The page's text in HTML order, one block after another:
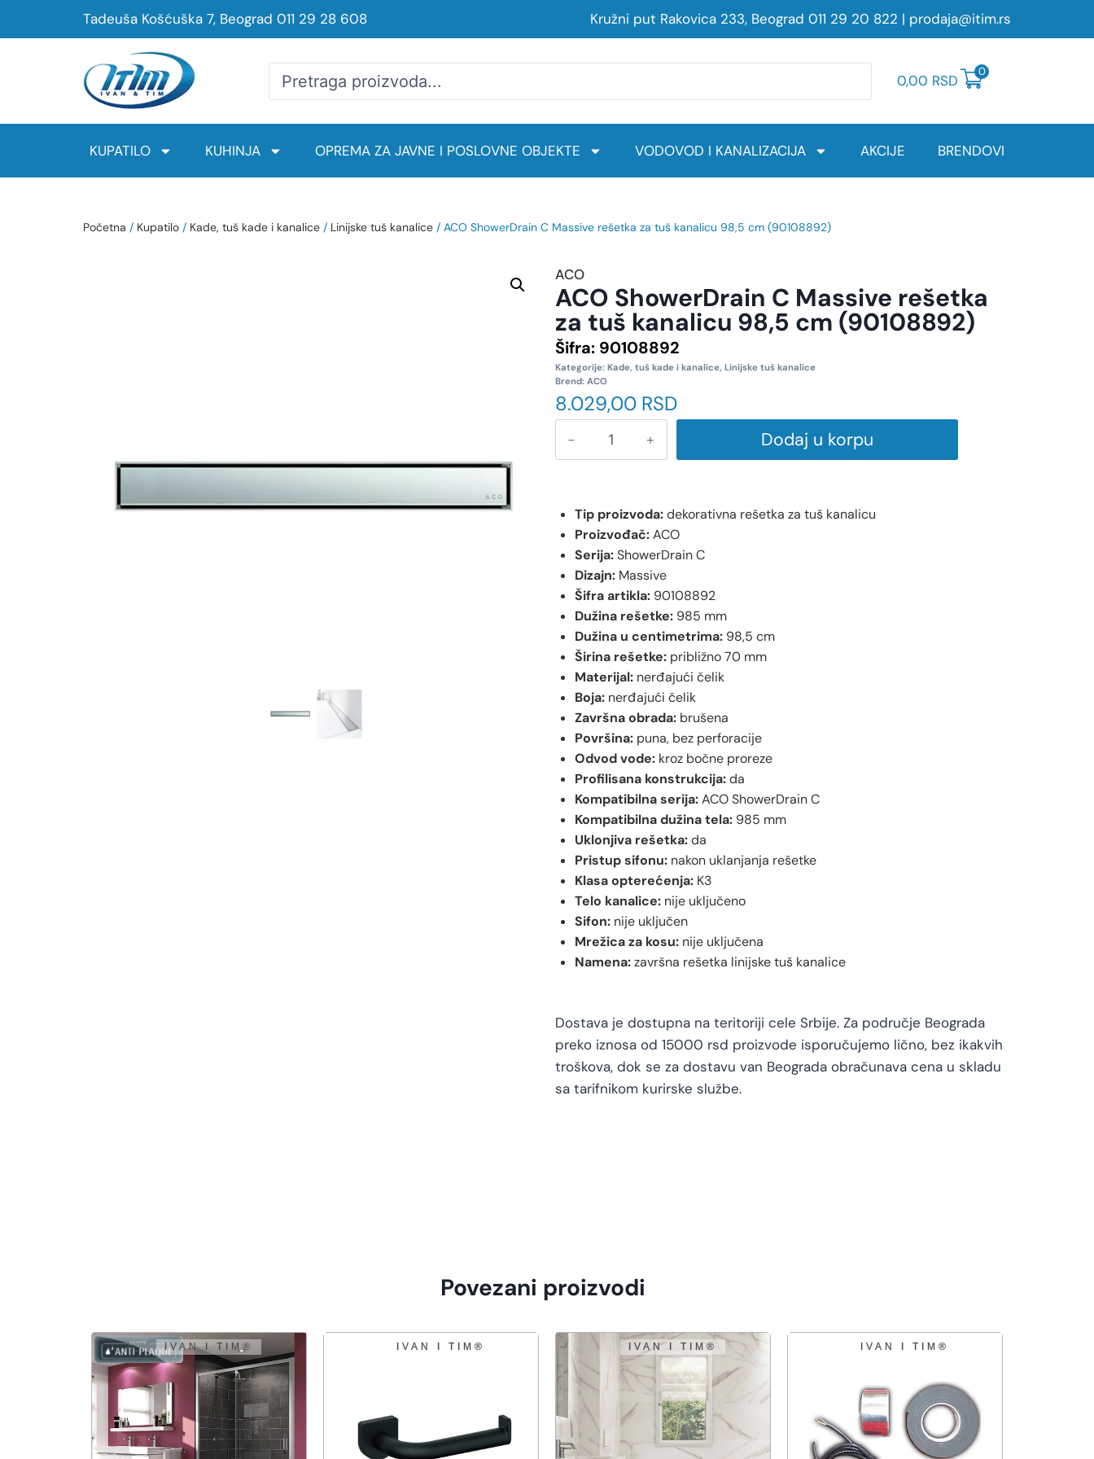
Tadeuša Košćuška 7, Beograd 011 29 28 608 Kružni put Rakovica 233, Beograd 011 29 20 822 | prodaja@itim.rs
0,00 RSD
0
KUPATILO KUHINJA OPREMA ZA JAVNE I POSLOVNE OBJEKTE VODOVOD I KANALIZACIJA AKCIJE BRENDOVI
Početna / Kupatilo / Kade, tuš kade i kanalice / Linijske tuš kanalice / ACO ShowerDrain C Massive rešetka za tuš kanalicu 98,5 cm (90108892)
ACO
ACO ShowerDrain C Massive rešetka
za tuš kanalicu 98,5 cm (90108892)
Šifra: 90108892
Kategorije: Kade, tuš kade i kanalice, Linijske tuš kanalice
Brend: ACO
8.029,00 RSD
Dodaj u korpu
Tip proizvoda:dekorativna rešetka za tuš kanalicu
Proizvođač:ACO
Serija:ShowerDrain C
Dizajn: Massive
Šifra artikla: 90108892
Dužina rešetke: 985 mm
Dužina u centimetrima: 98,5 cm
Širina rešetke: približno 70 mm
Materijal: nerđajući čelik
Boja: nerđajući čelik
Završna obrada: brušena
Površina: puna, bez perforacije
Odvod vode: kroz bočne proreze
Profilisana konstrukcija:da
Kompatibilna serija:ACO ShowerDrain C
Kompatibilna dužina tela: 985 mm
Uklonjiva rešetka:da
Pristup sifonu: nakon uklanjanja rešetke
Klasa opterećenja: K3
Telo kanalice: nije uključeno
Sifon: nije uključen
Mrežica za kosu: nije uključena
Namena:završna rešetka linijske tuš kanalice
Dostava je dostupna na teritoriji cele Srbije. Za područje Beograda
preko iznosa od 15000 rsd proizvode isporučujemo lično, bez ikakvih
troškova, dok se za dostavu van Beograda obračunava cena u skladu
sa tarifnikom kurirske službe.
Povezani proizvodi